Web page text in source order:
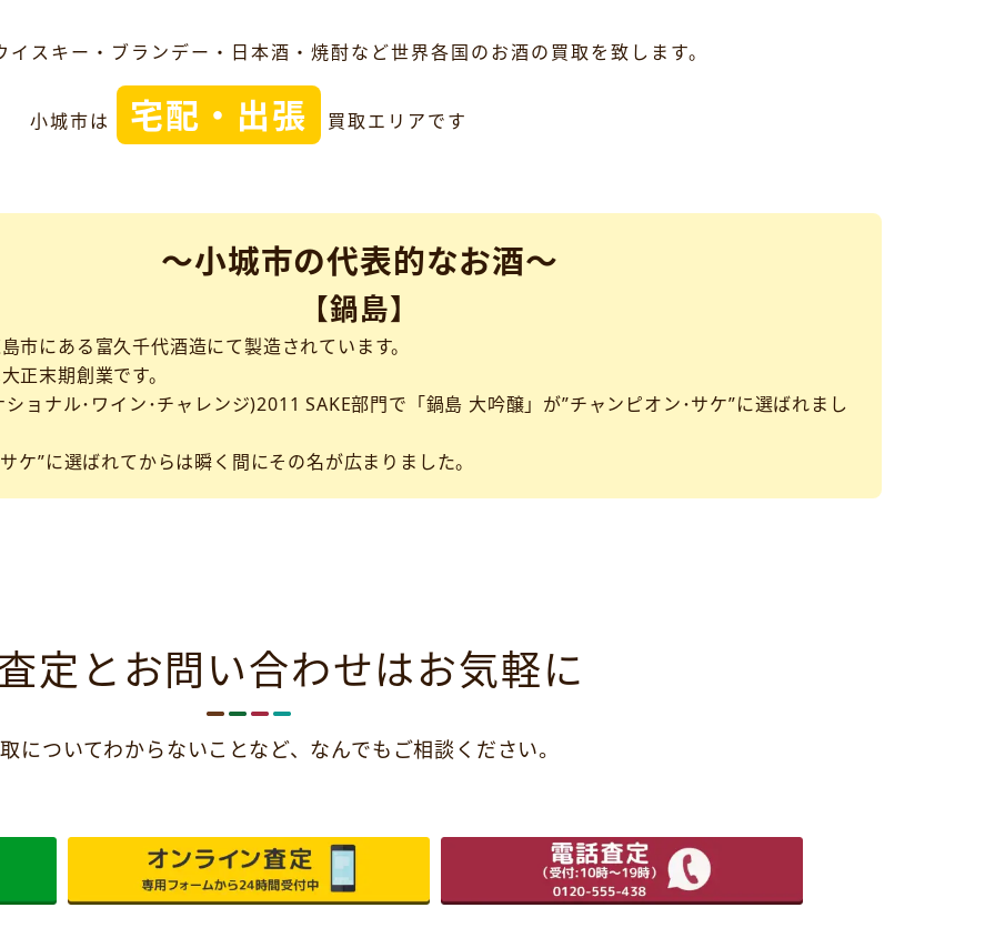
スキー・ブランデー・日本酒・焼酎など世界各国のお酒の買取を致します。
小城市は 宅配・出張 買取エリアです
～小城市の代表的なお酒～
【鍋島】
市にある富久千代酒造にて製造されています。
正末期創業です。
ョナル･ワイン･チャレンジ)2011 SAKE部門で「鍋島 大吟醸」が”チャンピオン･サケ”に選ばれまし
ケ”に選ばれてからは瞬く間にその名が広まりました。
定とお問い合わせはお気軽に
についてわからないことなど、 なんでもご相談ください。